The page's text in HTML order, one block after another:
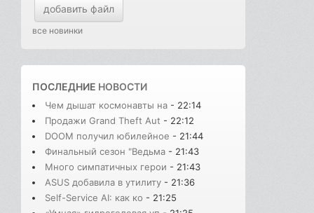
добавить файл
все новинки
ПОСЛЕДНИЕ НОВОСТИ
Чем дышат космонавты на - 22:14
Продажи Grand Theft Aut - 22:12
DOOM получил юбилейное - 21:44
Финальный сезон "Ведьма - 21:43
Много симпатичных герои - 21:43
ASUS добавила в утилиту - 21:36
Self-Service AI: как ко - 21:25